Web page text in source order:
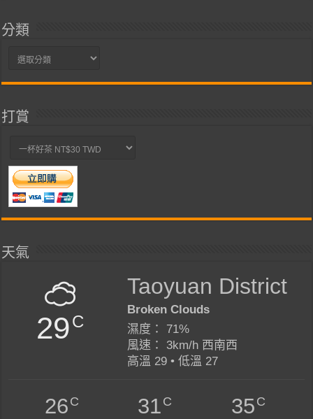
分類
分
打賞
天氣
29C
Taoyuan District
Broken Clouds
濕度： 71%
風速： 3km/h 西南西
高溫 29 • 低溫 27
26C 31C 35C